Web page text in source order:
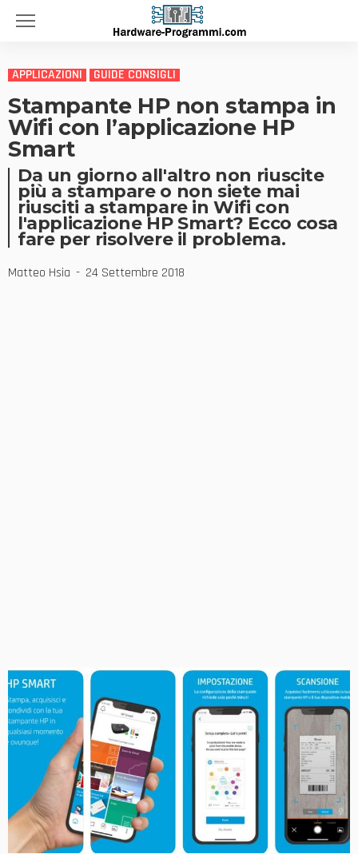
APPLICAZIONI GUIDE CONSIGLI
Stampante HP non stampa in
Wifi con l’applicazione HP
Smart
Da un giorno all'altro non riuscite
più a stampare o non siete mai
riusciti a stampare in Wifi con
l'applicazione HP Smart? Ecco cosa
fare per risolvere il problema.
Matteo Hsia 24 Settembre 2018